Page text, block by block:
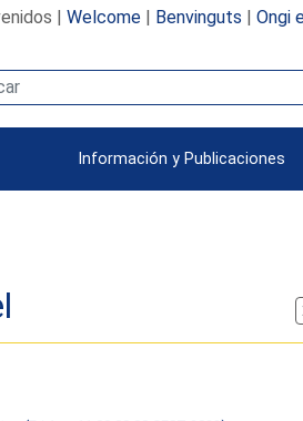
| Welcome| Benvinguts | Ongi
Información y Publicaciones